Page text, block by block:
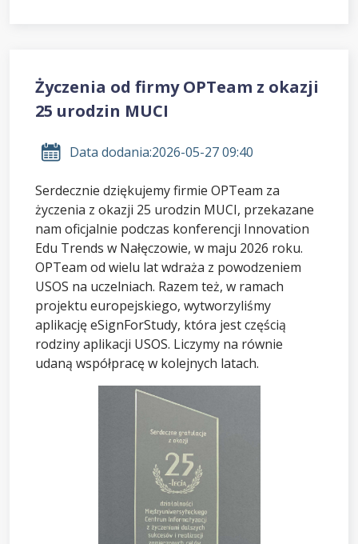
Życzenia od firmy OPTeam z okazji
25 urodzin MUCI
Data dodania:2026-05-27 09:40
Serdecznie dziękujemy firmie OPTeam za
życzenia z okazji 25 urodzin MUCI, przekazane
nam oficjalnie podczas konferencji Innovation
Edu Trends w Nałęczowie, w maju 2026 roku.
OPTeam od wielu lat wdraża z powodzeniem
USOS na uczelniach. Razem też, w ramach
projektu europejskiego, wytworzyliśmy
aplikację eSignForStudy, która jest częścią
rodziny aplikacji USOS. Liczymy na równie
udaną współpracę w kolejnych latach.